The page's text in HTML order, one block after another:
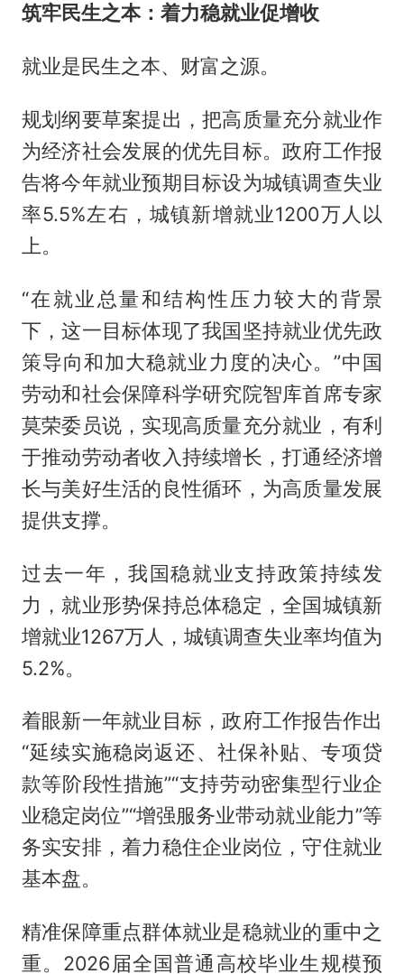
筑牢民生之本：着力稳就业促增收
就业是民生之本、财富之源。
规划纲要草案提出，把高质量充分就业作
为经济社会发展的优先目标。政府工作报
告将今年就业预期目标设为城镇调查失业
率5.5%左右，城镇新增就业1200万人以
上。
“在就业总量和结构性压力较大的背景
下，这一目标体现了我国坚持就业优先政
策导向和加大稳就业力度的决心。”中国
劳动和社会保障科学研究院智库首席专家
莫荣委员说，实现高质量充分就业，有利
于推动劳动者收入持续增长，打通经济增
长与美好生活的良性循环，为高质量发展
提供支撑。
过去一年，我国稳就业支持政策持续发
力，就业形势保持总体稳定，全国城镇新
增就业1267万人，城镇调查失业率均值为
5.2%。
着眼新一年就业目标，政府工作报告作出
“延续实施稳岗返还、社保补贴、专项贷
款等阶段性措施”“支持劳动密集型行业企
业稳定岗位”“增强服务业带动就业能力”等
务实安排，着力稳住企业岗位，守住就业
基本盘。
精准保障重点群体就业是稳就业的重中之
重。2026届全国普通高校毕业生规模预